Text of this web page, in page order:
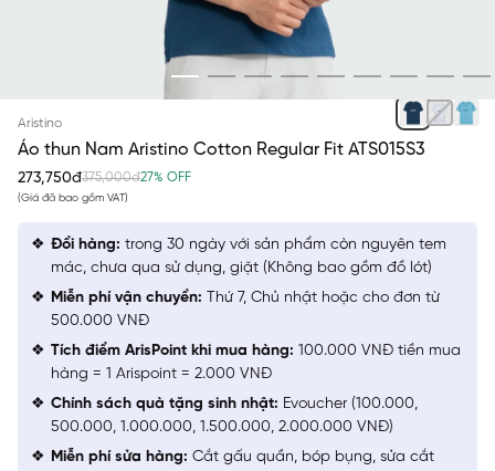
Aristino
Áo thun Nam Aristino Cotton Regular Fit ATS015S3
273,750đ375,000đ27% OFF
(Giá đã bao gồm VAT)
Đổi hàng: trong 30 ngày với sản phẩm còn nguyên tem
mác, chưa qua sử dụng, giặt (Không bao gồm đồ lót)
Miễn phí vận chuyển: Thứ 7, Chủ nhật hoặc cho đơn từ
500.000 VNĐ
Tích điểm ArisPoint khi mua hàng: 100.000 VNĐ tiền mua
hàng = 1 Arispoint = 2.000 VNĐ
Chính sách quà tặng sinh nhật: Evoucher (100.000,
500.000, 1.000.000, 1.500.000, 2.000.000 VNĐ)
Miễn phí sửa hàng: Cắt gấu quần, bóp bụng, sửa cắt